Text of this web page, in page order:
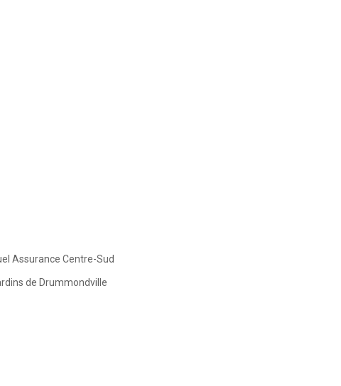
Assurance Centre-Sud
de Drummondville